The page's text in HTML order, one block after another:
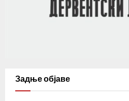
Задње објаве